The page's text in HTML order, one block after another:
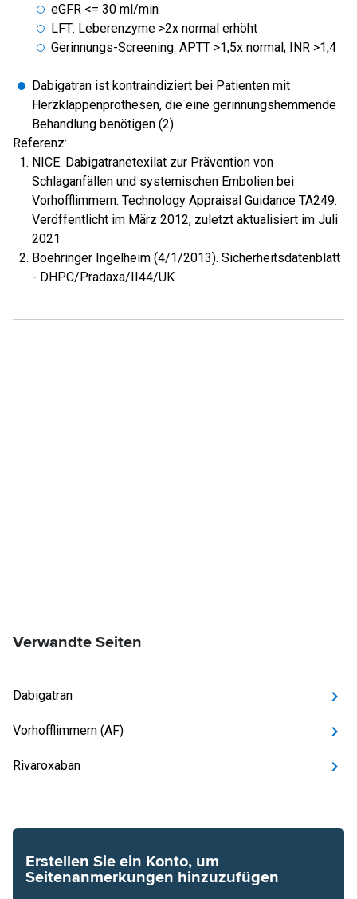
eGFR <= 30 ml/min
LFT: Leberenzyme >2x normal erhöht
Gerinnungs-Screening: APTT >1,5x normal; INR >1,4
Dabigatran ist kontraindiziert bei Patienten mit
Herzklappenprothesen, die eine gerinnungshemmende
Behandlung benötigen (2)
Referenz:
NICE. Dabigatranetexilat zur Prävention von
Schlaganfällen und systemischen Embolien bei
Vorhofflimmern. Technology Appraisal Guidance TA249.
Veröffentlicht im März 2012, zuletzt aktualisiert im Juli
2021
Boehringer Ingelheim (4/1/2013). Sicherheitsdatenblatt
- DHPC/Pradaxa/II44/UK
Verwandte Seiten
Dabigatran
Vorhofflimmern (AF)
Rivaroxaban
Erstellen Sie ein Konto, um
Seitenanmerkungen hinzuzufügen